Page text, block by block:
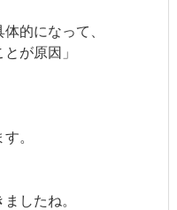
的になって、
が原因」
。
したね。